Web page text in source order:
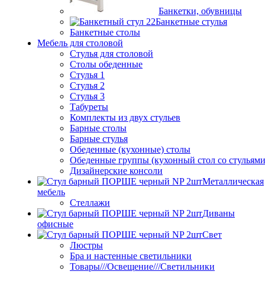
Банкетки, обувницы
Банкетные стулья
Банкетные столы
Мебель для столовой
Стулья для столовой
Столы обеденные
Стулья 1
Стулья 2
Стулья 3
Табуреты
Комплекты из двух стульев
Барные столы
Барные стулья
Обеденные (кухонные) столы
Обеденные группы (кухонный стол со
Дизайнерские консоли
Металлическая
мебель
Стеллажи
Диваны
офисные
Свет
Люстры
Бра и настенные светильники
Товары///Освещение///Светильники